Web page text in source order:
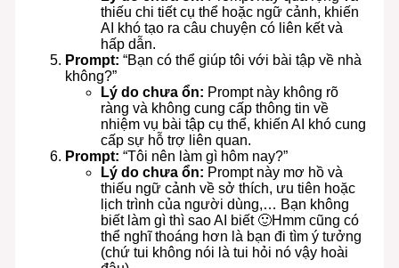
thiếu chi tiết cụ thể hoặc ngữ cảnh, khiến
AI khó tạo ra câu chuyện có liên kết và
hấp dẫn.
Prompt: “Bạn có thể giúp tôi với bài tập về nhà
không?”
Lý do chưa ổn: Prompt này không rõ
ràng và không cung cấp thông tin về
nhiệm vụ bài tập cụ thể, khiến AI khó cung
cấp sự hỗ trợ liên quan.
Prompt: “Tôi nên làm gì hôm nay?”
Lý do chưa ổn: Prompt này mơ hồ và
thiếu ngữ cảnh về sở thích, ưu tiên hoặc
lịch trình của người dùng,… Bạn không
biết làm gì thì sao AI biết 🙂Hmm cũng có
thể nghĩ thoáng hơn là bạn đi tìm ý tưởng
(chứ tui không nói là tui hỏi nó vậy hoài